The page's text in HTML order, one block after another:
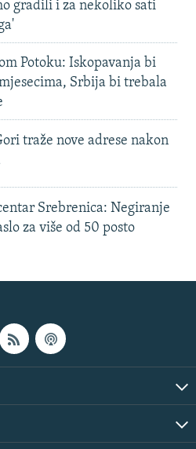
gradili i za nekoliko sati
Potoku: Iskopavanja bi
Srbija bi trebala
traže nove adrese nakon
Srebrenica: Negiranje
za više od 50 posto